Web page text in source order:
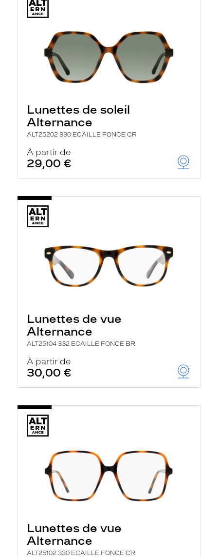
Lunettes de soleil
Alternance
ALT25202 330 ECAILLE FONCE CR
À partir de
29,00 €
Lunettes de vue
Alternance
ALT25104 332 ECAILLE FONCE BR
À partir de
30,00 €
Lunettes de vue
Alternance
ALT25102 330 ECAILLE FONCE CR